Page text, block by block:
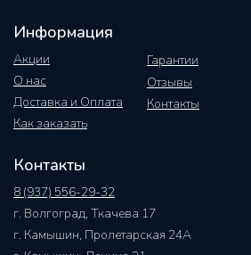
Информация
Акции
О нас
Как заказать
Гарантии
Отзывы
Контакты
Доставка и Оплата
Контакты
8 (937) 556-29-32
г. Волгоград, Ткачева 17
г. Камышин, Пролетарская 24А